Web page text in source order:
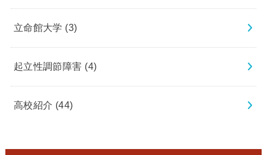
立命館大学 (3)
起立性調節障害 (4)
高校紹介 (44)